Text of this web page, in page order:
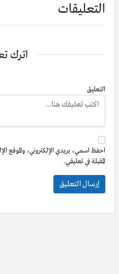
التعليقات
اترك
التعليق
احفظ اسمي، بريدي الإلكتروني، والموقع
المقبلة في تعليقي.